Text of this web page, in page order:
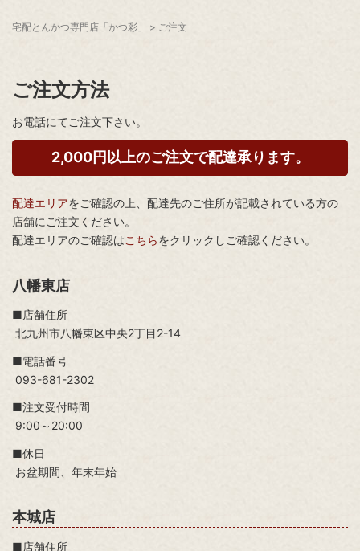
宅配とんかつ専門店「かつ彩」 > ご注文
ご注文方法
お電話にてご注文下さい。
2,000円以上のご注文で配達承ります。
配達エリアをご確認の上、配達先のご住所が記載されている方の
店舗にご注文ください。
配達エリアのご確認はこちらをクリックしご確認ください。
八幡東店
■店舗住所
北九州市八幡東区中央2丁目2-14
■電話番号
093-681-2302
■注文受付時間
9:00～20:00
■休日
お盆期間、年末年始
本城店
■店舗住所